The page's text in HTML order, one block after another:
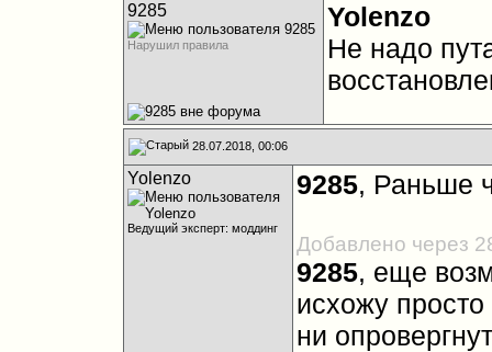
9285
Нарушил правила
Yolenzo
Не надо
28.07.2018, 00:06
Yolenzo
Ведущий эксперт: моддинг
9285, Раньше
Добавлено через
9285, еще
исхожу
ни